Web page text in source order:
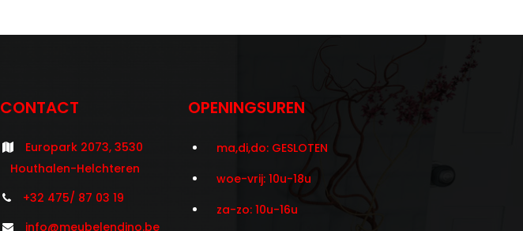
CONTACT
Europark 2073, 3530
Houthalen-Helchteren
+32 475/ 87 03 19
info@meubelendino.be
OPENINGSUREN
ma,di,do: GESLOTEN
woe-vrij: 10u-18u
za-zo: 10u-16u